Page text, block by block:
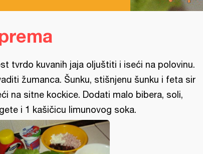
tvrdo kuvanih jaja oljuštiti i iseći na polovinu.
žumanca. Šunku, stišnjenu šunku i feta sir
na sitne kockice. Dodati malo bibera, soli,
i 1 kašičicu limunovog soka.